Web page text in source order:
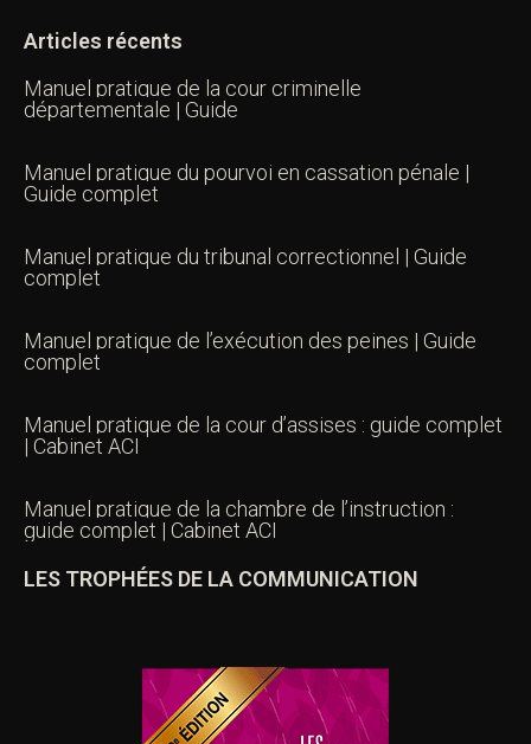
Articles récents
Manuel pratique de la cour criminelle
départementale | Guide
Manuel pratique du pourvoi en cassation pénale |
Guide complet
Manuel pratique du tribunal correctionnel | Guide
complet
Manuel pratique de l’exécution des peines | Guide
complet
Manuel pratique de la cour d’assises : guide complet
| Cabinet ACI
Manuel pratique de la chambre de l’instruction :
guide complet | Cabinet ACI
LES TROPHÉES DE LA COMMUNICATION